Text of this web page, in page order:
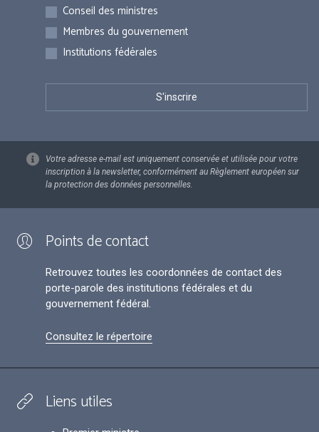
Inscriptions
Conseil des ministres
Membres du gouvernement
Institutions fédérales
Votre adresse e-mail est uniquement conservée et utilisée pour votre
inscription à la newsletter, conformément au Règlement européen sur
la protection des données personnelles.
Points de contact
Retrouvez toutes les coordonnées de contact des
porte-parole des institutions fédérales et du
gouvernement fédéral.
Consultez le répertoire
Liens utiles